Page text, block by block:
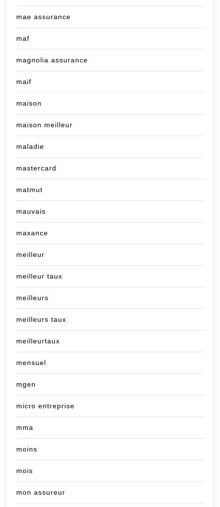
mae assurance
maf
magnolia assurance
maif
maison
maison meilleur
maladie
mastercard
matmut
mauvais
maxance
meilleur
meilleur taux
meilleurs
meilleurs taux
meilleurtaux
mensuel
mgen
micro entreprise
mma
moins
mois
mon assureur